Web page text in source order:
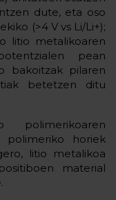
dute, eta oso
(>4 V vs Li/Li+);
litio metalikoaren
pean
bakoitzak pilaren
betetzen ditu
polimerikoaren
polimeriko horiek
litio metalikoa
material